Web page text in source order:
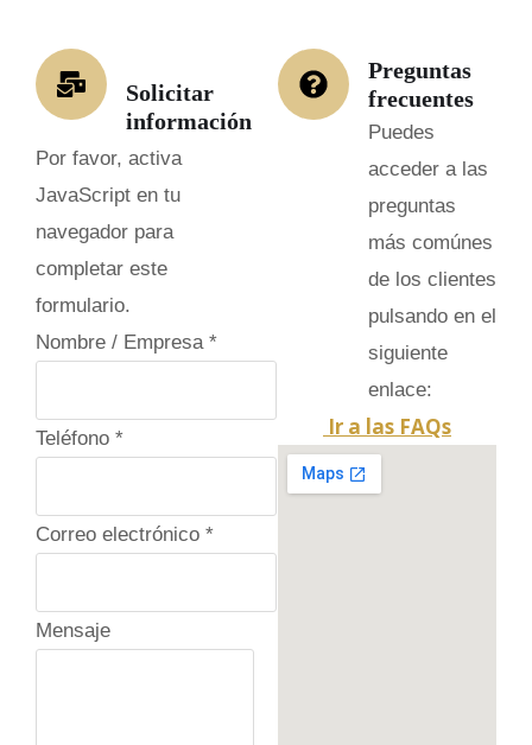
Solicitar
información
Por favor, activa
JavaScript en tu
navegador para
completar este
formulario.
Nombre / Empresa *
Teléfono *
Correo electrónico *
Mensaje
Preguntas
frecuentes
Puedes
acceder a las
preguntas
más comúnes
de los clientes
pulsando en el
siguiente
enlace:
Ir a las FAQs